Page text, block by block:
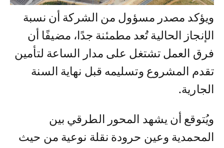
ويؤكد مصدر مسؤول من الشركة أن نسبة
الإنجاز الحالية تُعد مطمئنة جدًا، مضيفًا أن
فرق العمل تشتغل على مدار الساعة لتأمين
تقدم المشروع وتسليمه قبل نهاية السنة
الجارية.
ويُتوقع أن يشهد المحور الطرقي بين
المحمدية وعين حرودة نقلة نوعية من حيث